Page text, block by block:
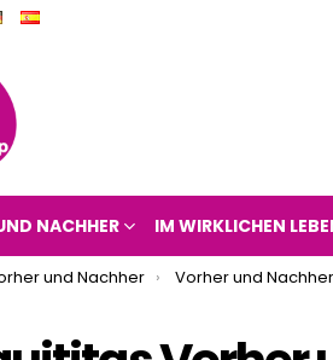
NACHHER IM WIRKLICHEN
und Nachher Vorher und Nachher